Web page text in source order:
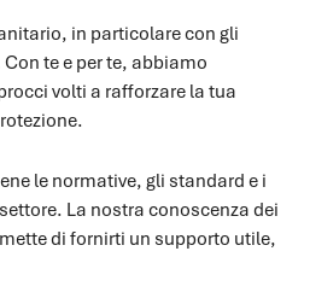
in particolare con gli
te e per te, abbiamo
volti a rafforzare la tua
le normative, gli standard e i
La nostra conoscenza dei
di fornirti un supporto utile,